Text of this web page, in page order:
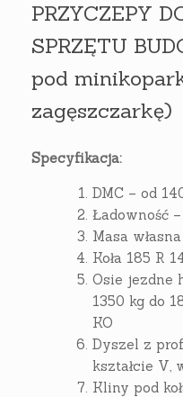
PRZYCZEPY
SPRZĘTU
pod
zagęszczarkę)
Specyfikacja:
DMC – od
Ładowność
Masa
Koła 185 R
Osie jezdne
1350 kg do
KO
Dyszel z
kształcie V,
Kliny pod